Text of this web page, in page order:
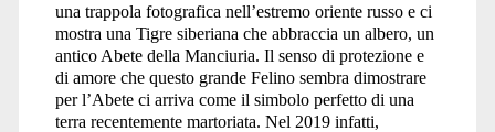
una trappola fotografica nell’estremo oriente russo e ci
mostra una Tigre siberiana che abbraccia un albero, un
antico Abete della Manciuria. Il senso di protezione e
di amore che questo grande Felino sembra dimostrare
per l’Abete ci arriva come il simbolo perfetto di una
terra recentemente martoriata. Nel 2019 infatti,